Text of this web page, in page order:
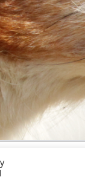
Datenschutzerklärung